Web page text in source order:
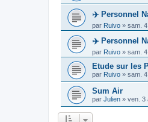
✈️ Personnel
par Ruivo » sam.
✈️ Personnel
par Ruivo » sam.
Etude sur les
par Ruivo » sam.
Sum Air
par Julien » ven. 3